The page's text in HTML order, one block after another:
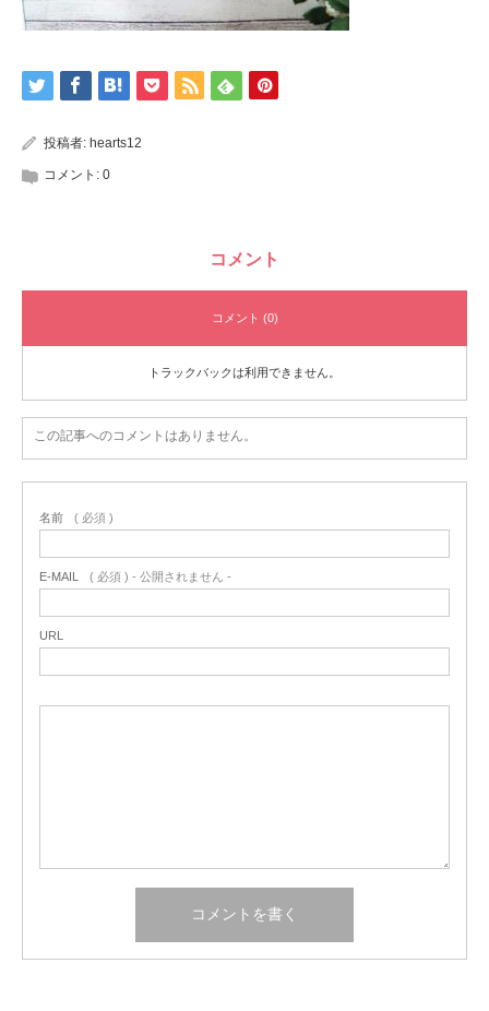
投稿者: hearts12
コメント: 0
コメント
コメント (0)
トラックバックは利用できません。
この記事へのコメントはありません。
名前 ( 必須 )
E-MAIL ( 必須 ) - 公開されません -
URL